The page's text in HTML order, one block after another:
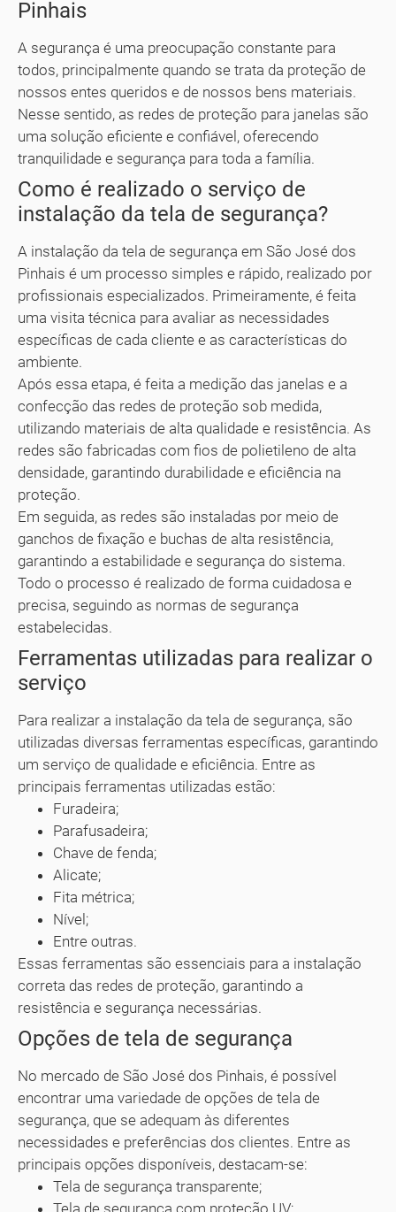
Pinhais
A segurança é uma preocupação constante para
todos, principalmente quando se trata da proteção de
nossos entes queridos e de nossos bens materiais.
Nesse sentido, as redes de proteção para janelas são
uma solução eficiente e confiável, oferecendo
tranquilidade e segurança para toda a família.
Como é realizado o serviço de
instalação da tela de segurança?
A instalação da tela de segurança em São José dos
Pinhais é um processo simples e rápido, realizado por
profissionais especializados. Primeiramente, é feita
uma visita técnica para avaliar as necessidades
específicas de cada cliente e as características do
ambiente.
Após essa etapa, é feita a medição das janelas e a
confecção das redes de proteção sob medida,
utilizando materiais de alta qualidade e resistência. As
redes são fabricadas com fios de polietileno de alta
densidade, garantindo durabilidade e eficiência na
proteção.
Em seguida, as redes são instaladas por meio de
ganchos de fixação e buchas de alta resistência,
garantindo a estabilidade e segurança do sistema.
Todo o processo é realizado de forma cuidadosa e
precisa, seguindo as normas de segurança
estabelecidas.
Ferramentas utilizadas para realizar o
serviço
Para realizar a instalação da tela de segurança, são
utilizadas diversas ferramentas específicas, garantindo
um serviço de qualidade e eficiência. Entre as
principais ferramentas utilizadas estão:
Furadeira;
Parafusadeira;
Chave de fenda;
Alicate;
Fita métrica;
Nível;
Entre outras.
Essas ferramentas são essenciais para a instalação
correta das redes de proteção, garantindo a
resistência e segurança necessárias.
Opções de tela de segurança
No mercado de São José dos Pinhais, é possível
encontrar uma variedade de opções de tela de
segurança, que se adequam às diferentes
necessidades e preferências dos clientes. Entre as
principais opções disponíveis, destacam-se:
Tela de segurança transparente;
Tela de segurança com proteção UV;